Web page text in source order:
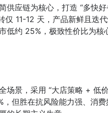
供应链为核心，打造 “多快好
11-12 天，产品新鲜且迭代
低约 25%，极致性价比为核
场景，采用 “大店策略 + 低
但胜在抗风险能力强、消费